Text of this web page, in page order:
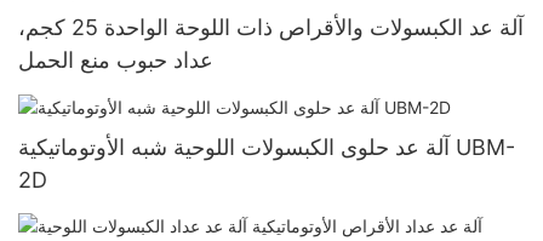
آلة عد الكبسولات والأقراص ذات اللوحة الواحدة 25 كجم،
عداد حبوب منع الحمل
آلة عد حلوى الكبسولات اللوحية شبه الأوتوماتيكية UBM-
2D